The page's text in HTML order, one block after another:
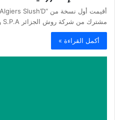
مشترك من شركة روش الجزائر S.P.A و”Algeria Venture” تحت…
أكمل القراءة »